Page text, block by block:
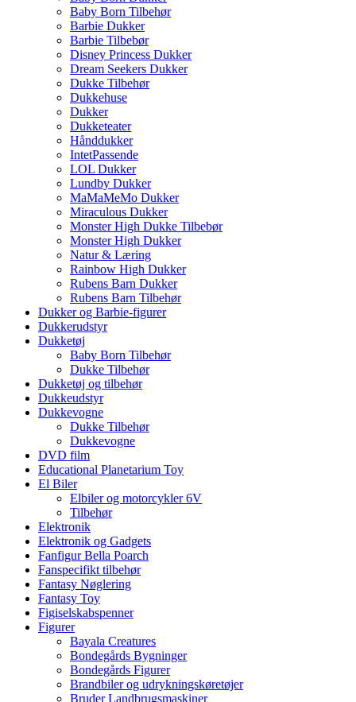
Baby Born Tilbehør
Barbie Dukker
Barbie Tilbebør
Disney Princess Dukker
Dream Seekers Dukker
Dukke Tilbehør
Dukkehuse
Dukker
Dukketeater
Hånddukker
IntetPassende
LOL Dukker
Lundby Dukker
MaMaMeMo Dukker
Miraculous Dukker
Monster High Dukke Tilbebør
Monster High Dukker
Natur & Læring
Rainbow High Dukker
Rubens Barn Dukker
Rubens Barn Tilbehør
Dukker og Barbie-figurer
Dukkerudstyr
Dukketøj
Baby Born Tilbehør
Dukke Tilbehør
Dukketøj og tilbehør
Dukkeudstyr
Dukkevogne
Dukke Tilbehør
Dukkevogne
DVD film
Educational Planetarium Toy
El Biler
Elbiler og motorcykler 6V
Tilbehør
Elektronik
Elektronik og Gadgets
Fanfigur Bella Poarch
Fanspecifikt tilbehør
Fantasy Nøglering
Fantasy Toy
Figiselskabspenner
Figurer
Bayala Creatures
Bondegårds Bygninger
Bondegårds Figurer
Brandbiler og udrykningskøretøjer
Bruder Landbrugsmaskiner